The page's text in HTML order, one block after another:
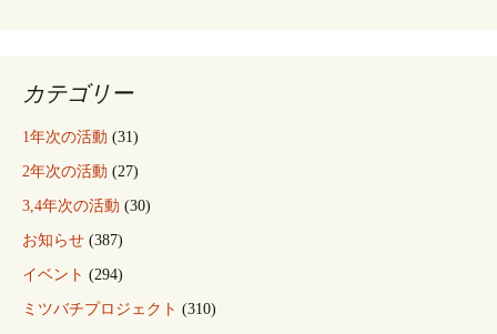
カテゴリー
1年次の活動 (31)
2年次の活動 (27)
3,4年次の活動 (30)
お知らせ (387)
イベント (294)
ミツバチプロジェクト (310)